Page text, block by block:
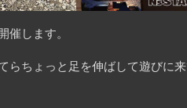
します。
ちょっと足を伸ばして遊びに